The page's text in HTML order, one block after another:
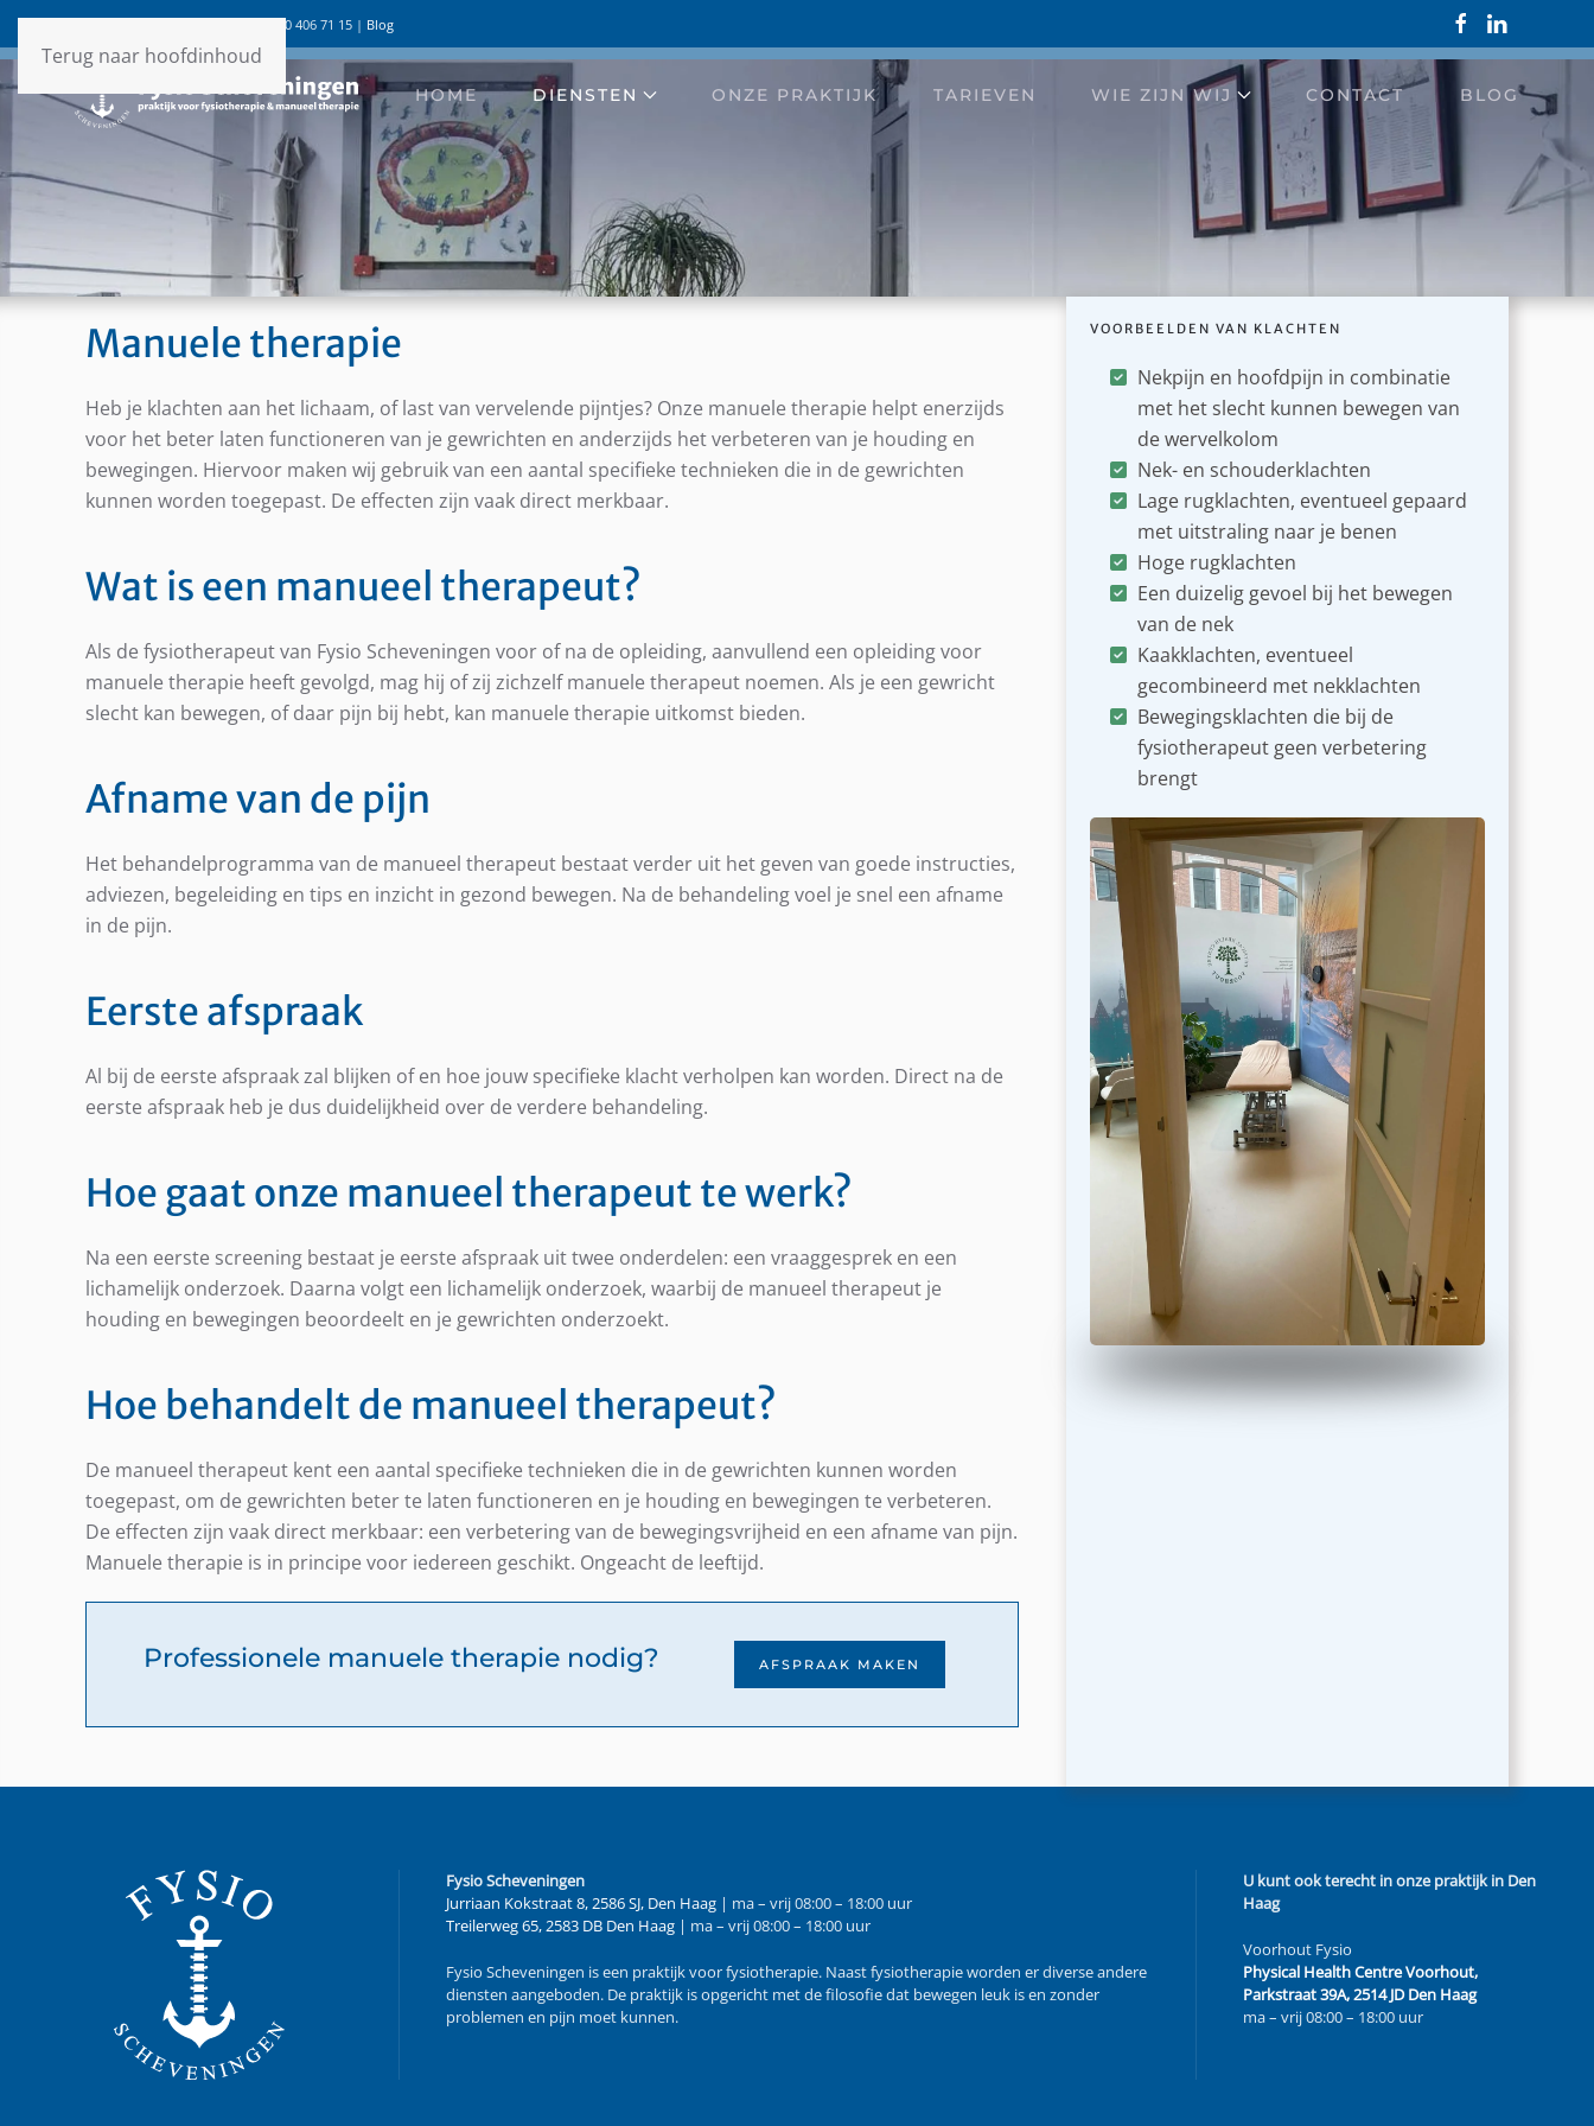
Terug naar hoofdinhoud
info@fysio-scheveningen.nl| 070 406 71 15 | Blog
HOME DIENSTEN ONZE PRAKTIJK TARIEVEN WIE ZIJN WIJ CONTACT BLOG
Manuele therapie
Heb je klachten aan het lichaam, of last van vervelende pijntjes?
Manuele therapie
Heb je klachten aan het lichaam, of last van vervelende pijntjes? Onze manuele therapie helpt enerzijds
voor het beter laten functioneren van je gewrichten en anderzijds het verbeteren van je houding en
bewegingen. Hiervoor maken wij gebruik van een aantal specifieke technieken die in de gewrichten
kunnen worden toegepast. De effecten zijn vaak direct merkbaar.
Wat is een manueel therapeut?
Als de fysiotherapeut van Fysio Scheveningen voor of na de opleiding, aanvullend een opleiding voor
manuele therapie heeft gevolgd, mag hij of zij zichzelf manuele therapeut noemen. Als je een gewricht
slecht kan bewegen, of daar pijn bij hebt, kan manuele therapie uitkomst bieden.
Afname van de pijn
Het behandelprogramma van de manueel therapeut bestaat verder uit het geven van goede instructies,
adviezen, begeleiding en tips en inzicht in gezond bewegen. Na de behandeling voel je snel een afname
in de pijn.
Eerste afspraak
Al bij de eerste afspraak zal blijken of en hoe jouw specifieke klacht verholpen kan worden. Direct na de
eerste afspraak heb je dus duidelijkheid over de verdere behandeling.
Hoe gaat onze manueel therapeut te werk?
Na een eerste screening bestaat je eerste afspraak uit twee onderdelen: een vraaggesprek en een
lichamelijk onderzoek. Daarna volgt een lichamelijk onderzoek, waarbij de manueel therapeut je
houding en bewegingen beoordeelt en je gewrichten onderzoekt.
Hoe behandelt de manueel therapeut?
De manueel therapeut kent een aantal specifieke technieken die in de gewrichten kunnen worden
toegepast, om de gewrichten beter te laten functioneren en je houding en bewegingen te verbeteren.
De effecten zijn vaak direct merkbaar: een verbetering van de bewegingsvrijheid en een afname van pijn.
Manuele therapie is in principe voor iedereen geschikt. Ongeacht de leeftijd.
Professionele manuele therapie nodig? AFSPRAAK MAKEN
VOORBEELDEN VAN KLACHTEN
Nekpijn en hoofdpijn in combinatie
met het slecht kunnen bewegen van
de wervelkolom
Nek- en schouderklachten
Lage rugklachten, eventueel gepaard
met uitstraling naar je benen
Hoge rugklachten
Een duizelig gevoel bij het bewegen
van de nek
Kaakklachten, eventueel
gecombineerd met nekklachten
Bewegingsklachten die bij de
fysiotherapeut geen verbetering
brengt
Fysio Scheveningen
Jurriaan Kokstraat 8, 2586 SJ, Den Haag | ma – vrij 08:00 – 18:00 uur
Treilerweg 65, 2583 DB Den Haag | ma – vrij 08:00 – 18:00 uur
Fysio Scheveningen is een praktijk voor fysiotherapie. Naast fysiotherapie worden er diverse andere
diensten aangeboden. De praktijk is opgericht met de filosofie dat bewegen leuk is en zonder
problemen en pijn moet kunnen.
U kunt ook terecht in onze praktijk in Den
Haag
Voorhout Fysio
Physical Health Centre Voorhout,
Parkstraat 39A, 2514 JD Den Haag
ma – vrij 08:00 – 18:00 uur